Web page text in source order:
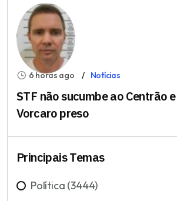
6 horas ago Notícias
STF não sucumbe ao Centrão
Vorcaro preso
Principais Temas
Política (3444)